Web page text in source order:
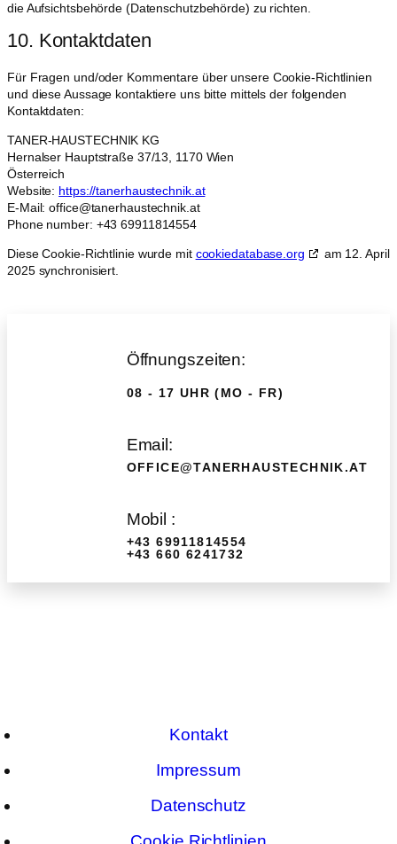
die Aufsichtsbehörde (Datenschutzbehörde) zu richten.
10. Kontaktdaten
Für Fragen und/oder Kommentare über unsere Cookie-Richtlinien
und diese Aussage kontaktiere uns bitte mittels der folgenden
Kontaktdaten:
TANER-HAUSTECHNIK KG
Hernalser Hauptstraße 37/13, 1170 Wien
Österreich
Website: https://tanerhaustechnik.at
E-Mail:office@tanerhaustechnik.at
Phone number: +43 69911814554
Diese Cookie-Richtlinie wurde mit cookiedatabase.org
am 12. April
2025 synchronisiert.
Öffnungszeiten:
08 - 17 UHR (MO - FR)
Email:
OFFICE@TANERHAUSTECHNIK.AT
Mobil :
+43 69911814554
+43 660 6241732
Kontakt
Impressum
Datenschutz